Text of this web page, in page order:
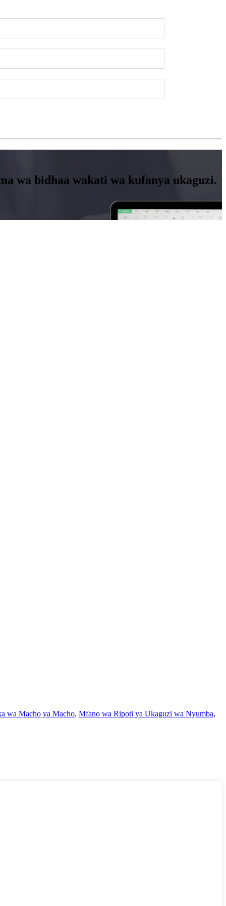
wa bidhaa wakati wa kufanya ukaguzi.
wa Macho ya Macho, Mfano wa Ripoti ya Ukaguzi wa Nyumba,